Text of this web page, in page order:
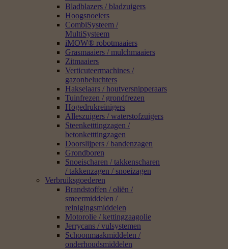
Bladblazers / bladzuigers
Hoogsnoeiers
CombiSysteem /
MultiSysteem
iMOW® robotmaaiers
Grasmaaiers / mulchmaaiers
Zitmaaiers
Verticuteermachines /
gazonbeluchters
Hakselaars / houtversnipperaars
Tuinfrezen / grondfrezen
Hogedrukreinigers
Alleszuigers / waterstofzuigers
Steenketttingzagen /
betonketttingzagen
Doorslijpers / bandenzagen
Grondboren
Snoeischaren / takkenscharen
/ takkenzagen / snoeizagen
Verbruiksgoederen
Brandstoffen / oliën /
smeermiddelen /
reinigingsmiddelen
Motorolie / kettingzaagolie
Jerrycans / vulsystemen
Schoonmaakmiddelen /
onderhoudsmiddelen